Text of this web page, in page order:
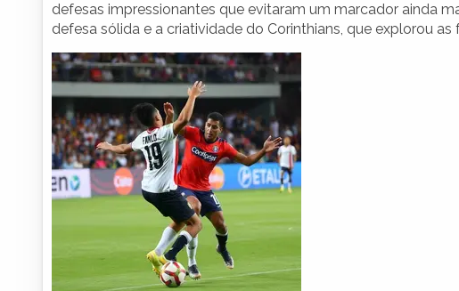
defesas impressionantes que evitaram um marcador ainda
defesa sólida e a criatividade do Corinthians, que explorou